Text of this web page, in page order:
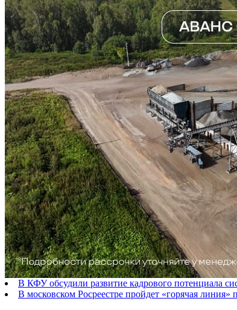
В КФУ обсудили развитие кадрового потенциала
В московском Росреестре пройдет «горячая